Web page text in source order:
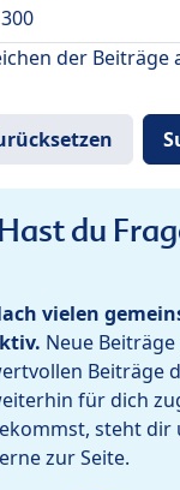
der Beiträge
Hast du
vielen
Neue
Beiträge
für dich
steht dir
zur Seite.